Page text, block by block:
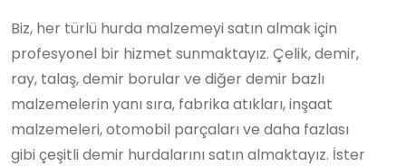
Biz, her türlü hurda malzemeyi satın almak için
profesyonel bir hizmet sunmaktayız. Çelik, demir,
ray, talaş, demir borular ve diğer demir bazlı
malzemelerin yanı sıra, fabrika atıkları, inşaat
malzemeleri, otomobil parçaları ve daha fazlası
gibi çeşitli demir hurdalarını satın almaktayız. İster